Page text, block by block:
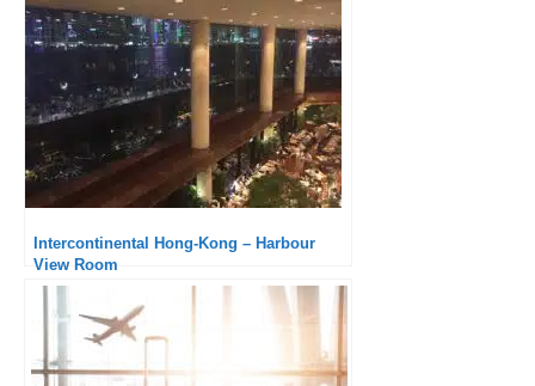
Intercontinental Hong-Kong – Harbour
View Room